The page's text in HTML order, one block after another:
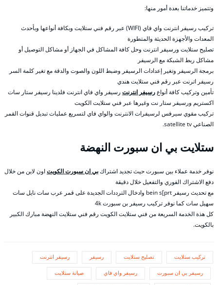
وتتميز خدماتنا بعدة أمور منها:
تركيب رسيفر انترنت واي فاي (WIFI) عبر رقم فني ستلايت وبكافة أنواعها وبأحدث
المعدات والأجهزة الحديثة والمتطورة
تصليح ستلايت ورسيفر انترنت وحل كافة المشاكل في الجهاز أو مشاكل التوصيل أو
مشاكل ربط الشبكة مع الرسيفر
برمجة الرسيفر وتغير إعدادات الرسيفر وضبط اللون والصوت والدقة مع تغير كلمة السر
رسيفر اترنت عبر رقم فني ستلايت هندي
تأمين وتركيب كافة أنواعرسيفر انترنت رسيفر واي فاي انترنت فلدينا رسيفر ستار سات
اكستريم ورسيفر ستار نت وغيرها عبر فني ستلايت الكويت
تركيب مقوي سيرفس لرسيفرات الانترنت والواي فاي لتسريع عمليات تبديل قنوات القمر
الصناعي satellite tv.
ستلايت بي ان سبورت النهضة
نوفر خدمة عملاء بين سبورت حيث تجديد اشتراكبي ان سبورت الكويتاون لاين من خلال
دفع الاشتراك الفوري والتفعيل خلال دقيقة
مع تحديث رسيفر bein s[prt وادخال الترددات الجديدة على قمر عرب سات نايل سات
سهيل سات كما نوفر تركيب رسيفر بن سبورت 4k
كل هذة الخدمة السريعة من فني ستلايت الكويت رقم فني ستلايت النهضة مبارك الكبير
بالكويت.
تركيب ستلايت تصليح ستلايت رسيفر رسيفر انترنت
رسيفر بي ان سبورت رسيفر واي فاي صيانة ستلايت